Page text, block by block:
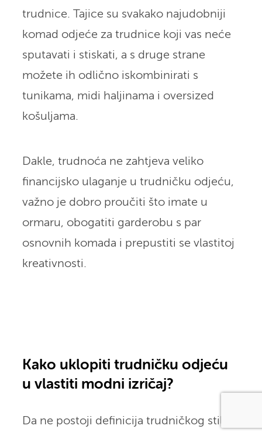
trudnice. Tajice su svakako najudobniji
komad odjeće za trudnice koji vas neće
sputavati i stiskati, a s druge strane
možete ih odlično iskombinirati s
tunikama, midi haljinama i oversized
košuljama.
Dakle, trudnoća ne zahtjeva veliko
financijsko ulaganje u trudničku odjeću,
važno je dobro proučiti što imate u
ormaru, obogatiti garderobu s par
osnovnih komada i prepustiti se vlastitoj
kreativnosti.
Kako uklopiti trudničku odjeću
u vlastiti modni izričaj?
Da ne postoji definicija trudničkog stila